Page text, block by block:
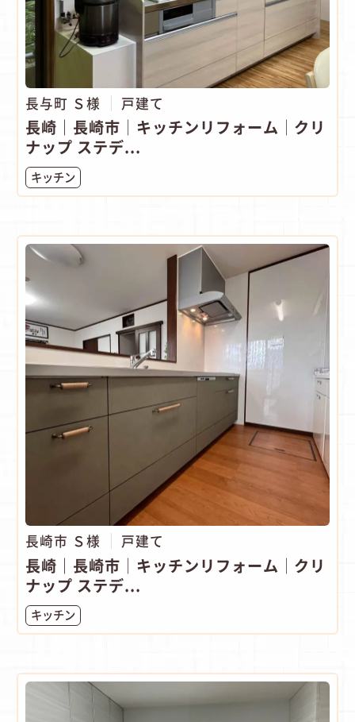
長与町 Ｓ様 戸建て
長崎｜長崎市│キッチンリフォーム│クリ
ナップ ステデ...
キッチン
長崎市 Ｓ様 戸建て
長崎｜長崎市│キッチンリフォーム│クリ
ナップ ステデ...
キッチン